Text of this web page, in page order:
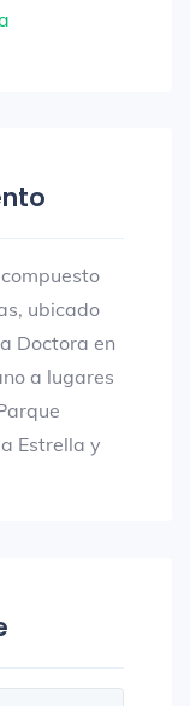
ubicado
Doctora en
a lugares
Estrella y